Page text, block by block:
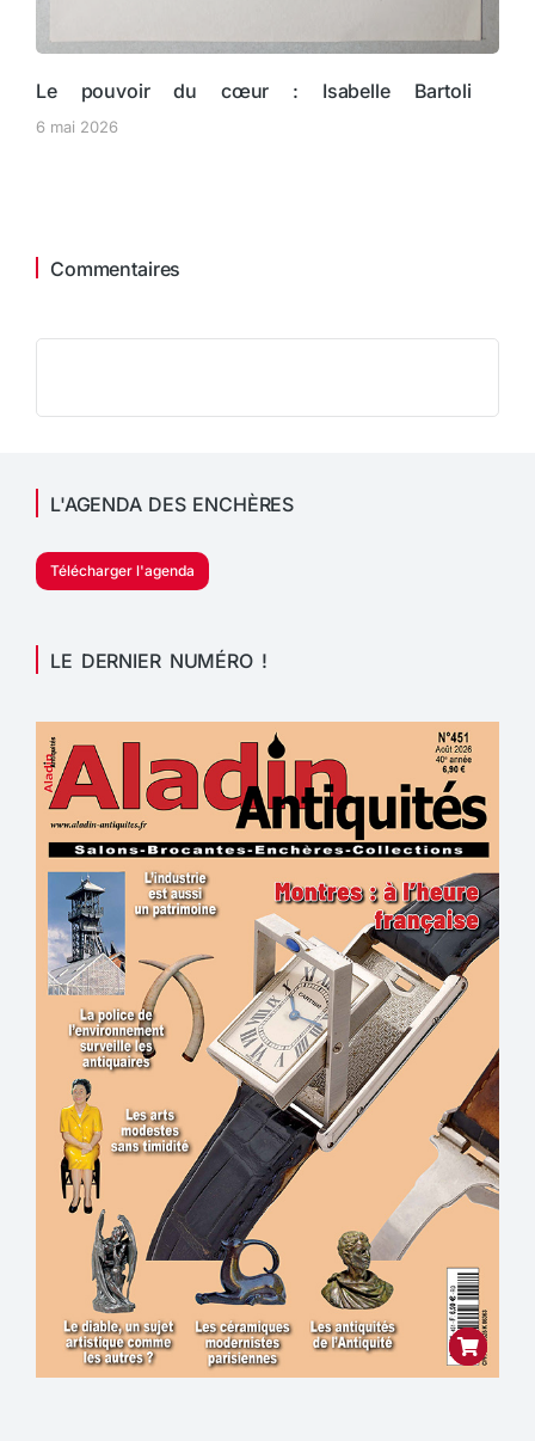
Le pouvoir du cœur : Isabelle Bartoli
6 mai 2026
Commentaires
L'AGENDA DES ENCHÈRES
Télécharger l'agenda
LE DERNIER NUMÉRO !